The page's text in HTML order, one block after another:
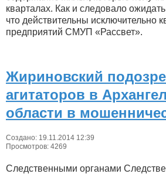
кварталах. Как и следовало
что действительны исключительно
предприятий СМУП «Рассвет».
Жириновский
агитаторов в
области в
Создано: 19.11.2014 12:39
Просмотров: 4269
Следственными органами